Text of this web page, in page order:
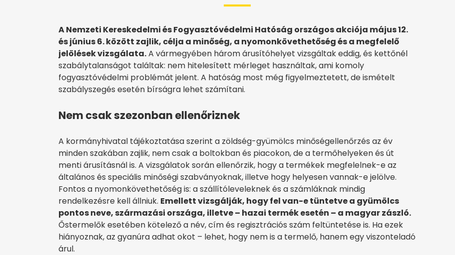
A Nemzeti Kereskedelmi és Fogyasztóvédelmi Hatóság országos akciója május 12.
és június 6. között zajlik, célja a minőség, a nyomonkövethetőség és a megfelelő
jelölések vizsgálata.A vármegyében három árusítóhelyet vizsgáltak eddig, és kettőnél
szabálytalanságot találtak: nem hitelesített mérleget használtak, ami komoly
fogyasztóvédelmi problémát jelent. A hatóság most még figyelmeztetett, de ismételt
szabályszegés esetén bírságra lehet számítani.
Nem csak szezonban ellenőriznek
A kormányhivatal tájékoztatása szerint a zöldség-gyümölcs minőségellenőrzés az év
minden szakában zajlik, nem csak a boltokban és piacokon, de a termőhelyeken és út
menti árusításnál is. A vizsgálatok során ellenőrzik, hogy a termékek megfelelnek-e az
általános és speciális minőségi szabványoknak, illetve hogy helyesen vannak-e jelölve.
Fontos a nyomonkövethetőség is: a szállítóleveleknek és a számláknak mindig
rendelkezésre kell állniuk. Emellett vizsgálják, hogy fel van-e tüntetve a gyümölcs
pontos neve, származási országa, illetve – hazai termék esetén – a magyar zászló.
Őstermelők esetében kötelező a név, cím és regisztrációs szám feltüntetése is. Ha ezek
hiányoznak, az gyanúra adhat okot – lehet, hogy nem is a termelő, hanem egy viszonteladó
árul.